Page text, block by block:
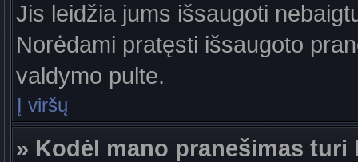
Jis leidžia jums išsaugoti
Norėdami pratęsti išsaugoto
valdymo pulte.
Į viršų
» Kodėl mano pranešimas